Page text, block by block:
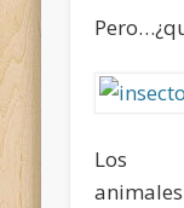
Los